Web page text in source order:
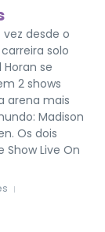
desde o
solo
Horan se
2 shows
arena mais
Madison
Os dois
Show Live On